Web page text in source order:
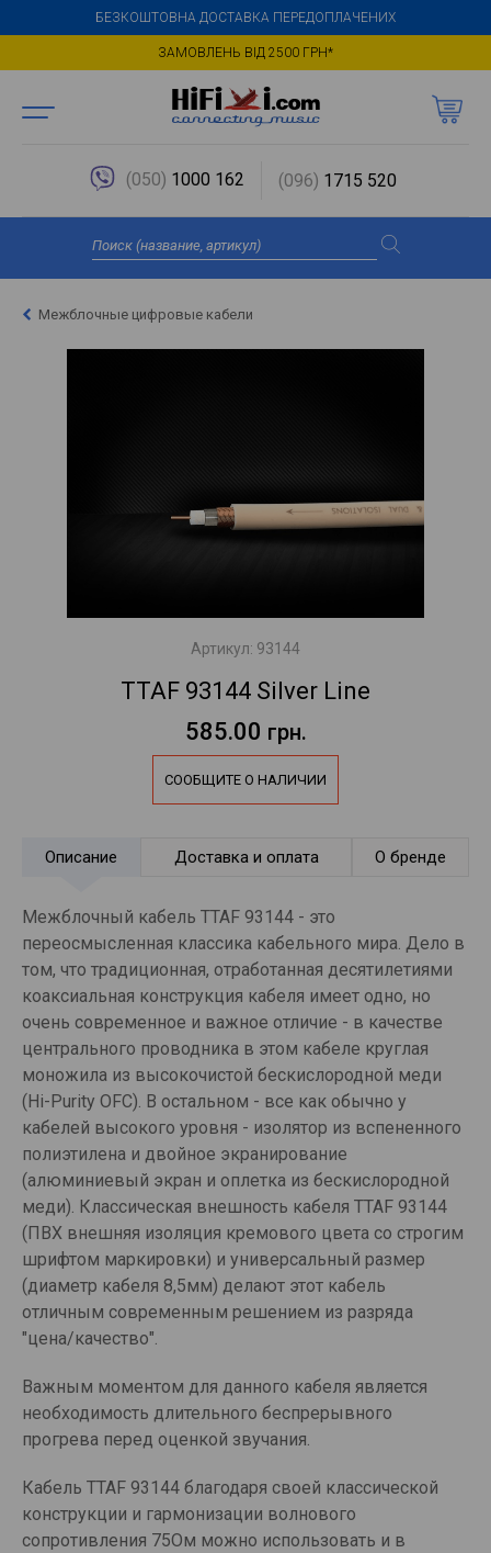
БЕЗКОШТОВНА ДОСТАВКА ПЕРЕДОПЛАЧЕНИХ
ЗАМОВЛЕНЬ ВІД 2500 ГРН*
(050) 1000 162 (096) 1715 520
Межблочные цифровые кабели
Артикул: 93144
TTAF 93144 Silver Line
585.00 грн.
СООБЩИТЕ О НАЛИЧИИ
Описание Доставка и оплата О бренде
Межблочный кабель TTAF 93144 - это
переосмысленная классика кабельного мира. Дело в
том, что традиционная, отработанная десятилетиями
коаксиальная конструкция кабеля имеет одно, но
очень современное и важное отличие - в качестве
центрального проводника в этом кабеле круглая
моножила из высокочистой бескислородной меди
(Hi-Purity OFC). В остальном - все как обычно у
кабелей высокого уровня - изолятор из вспененного
полиэтилена и двойное экранирование
(алюминиевый экран и оплетка из бескислородной
меди). Классическая внешность кабеля TTAF 93144
(ПВХ внешняя изоляция кремового цвета со строгим
шрифтом маркировки) и универсальный размер
(диаметр кабеля 8,5мм) делают этот кабель
отличным современным решением из разряда
"цена/качество".
Важным моментом для данного кабеля является
необходимость длительного беспрерывного
прогрева перед оценкой звучания.
Кабель TTAF 93144 благодаря своей классической
конструкции и гармонизации волнового
сопротивления 75Ом можно использовать и в